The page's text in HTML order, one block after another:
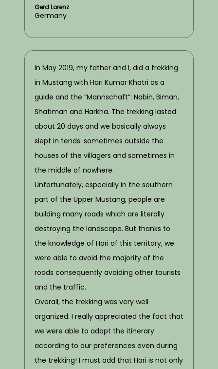
Gerd Lorenz
Germany
In May 2019, my father and I, did a trekking
in Mustang with Hari Kumar Khatri as a
guide and the “Mannschaft”: Nabin, Biman,
Shatiman and Harkha. The trekking lasted
about 20 days and we basically always
slept in tends: sometimes outside the
houses of the villagers and sometimes in
the middle of nowhere.
Unfortunately, especially in the southern
part of the Upper Mustang, people are
building many roads which are literally
destroying the landscape. But thanks to
the knowledge of Hari of this territory, we
were able to avoid the majority of the
roads consequently avoiding other tourists
and the traffic.
Overall, the trekking was very well
organized. I really appreciated the fact that
we were able to adapt the itinerary
according to our preferences even during
the trekking! I must add that Hari is not only